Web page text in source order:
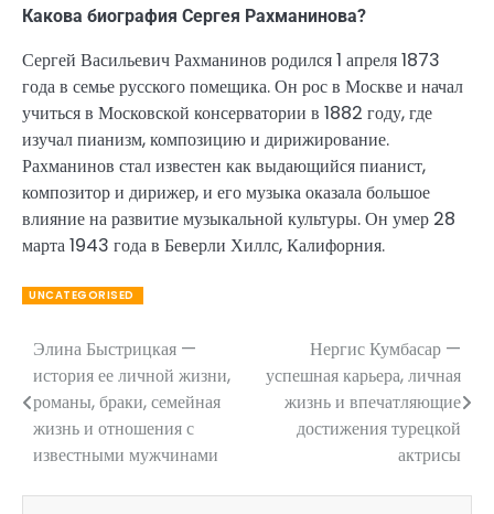
Какова биография Сергея Рахманинова?
Сергей Васильевич Рахманинов родился 1 апреля 1873
года в семье русского помещика. Он рос в Москве и начал
учиться в Московской консерватории в 1882 году, где
изучал пианизм, композицию и дирижирование.
Рахманинов стал известен как выдающийся пианист,
композитор и дирижер, и его музыка оказала большое
влияние на развитие музыкальной культуры. Он умер 28
марта 1943 года в Беверли Хиллс, Калифорния.
UNCATEGORISED
Навигация
по
записям
Элина Быстрицкая —
история ее личной жизни,
романы, браки, семейная
жизнь и отношения с
известными мужчинами
Нергис Кумбасар —
успешная карьера, личная
жизнь и впечатляющие
достижения турецкой
актрисы